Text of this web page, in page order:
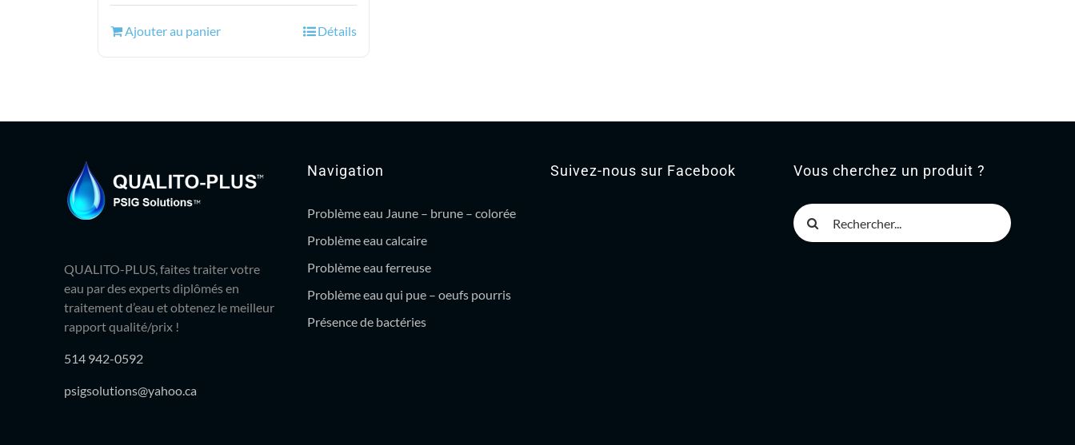
Ajouter au panier Détails
QUALITO-PLUS, faites traiter votre
eau par des experts diplômés en
traitement d’eau et obtenez le meilleur
rapport qualité/prix !
514 942-0592
psigsolutions@yahoo.ca
Navigation
Problème eau Jaune – brune – colorée
Problème eau calcaire
Problème eau ferreuse
Problème eau qui pue – oeufs pourris
Présence de bactéries
Suivez-nous sur Facebook Vous cherchez un produit ?
Rechercher